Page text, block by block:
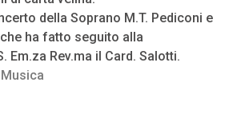
della Soprano M.T. Pediconi e
ha fatto seguito alla
Em.za Rev.ma il Card. Salotti.
Musica